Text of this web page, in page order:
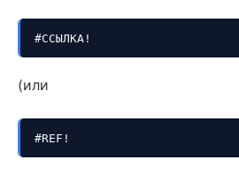
#ССЫЛКА!
(или
#REF!